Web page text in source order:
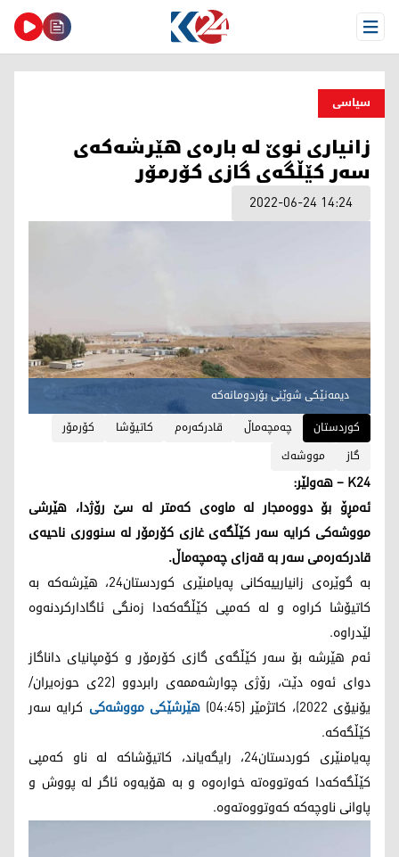
Open Menu
سیاسی
زانیاری نوێ له‌ باره‌ی هێرشه‌كه‌ی
سه‌ر كێڵگه‌ی گازی كۆرمۆر
2022-06-24 14:24
دیمه‌نێكی شوێنی بۆردومانه‌كه‌
کوردستان
چه‌مچه‌ماڵ قادركه‌ره‌م كاتیۆشا
كۆرمۆر
گاز
مووشه‌ك
K24 – هه‌ولێر:
ئه‌مڕۆ بۆ دووه‌مجار له‌ ماوه‌ی كه‌متر له‌ سێ رۆژدا، هێرشی
مووشه‌كی كرایه‌ سه‌ر كێڵگه‌ی غازی كۆرمۆر له‌ سنووری ناحیه‌ی
قادركه‌ره‌می سه‌ر به‌ قه‌زای چه‌مچه‌ماڵ.
به‌ گوێره‌ی زانیارییه‌كانی په‌یامنێری كوردستان24، هێرشه‌كه‌ به‌
كاتیۆشا كراوه‌ و له‌ كه‌مپی كێڵگه‌كه‌دا زه‌نگی ئاگاداركردنه‌وه‌
لێدراوه‌.
ئه‌م هێرشه‌ بۆ سه‌ر كێڵگه‌ی گازی كۆرمۆر و كۆمپانیای داناگاز
دوای ئه‌وه‌ دێت، رۆژی چوارشه‌ممه‌ی رابردوو (22ی حوزه‌یران/
یۆنیۆی 2022)، كاتژمێر (04:45)
هێرشێكی مووشه‌كی كرایه‌ سه‌ر
كێڵگه‌كه‌.
په‌یامنێری كوردستان24، رایگه‌یاند، كاتیۆشاكه‌ له‌ ناو كه‌مپی
كێڵگه‌كه‌دا كه‌وتووه‌ته‌ خواره‌وه‌ و به‌ هۆیه‌وه‌ ئاگر له‌ پووش و
پاوانی ناوچه‌كه‌ كه‌وتووه‌ته‌وه‌.